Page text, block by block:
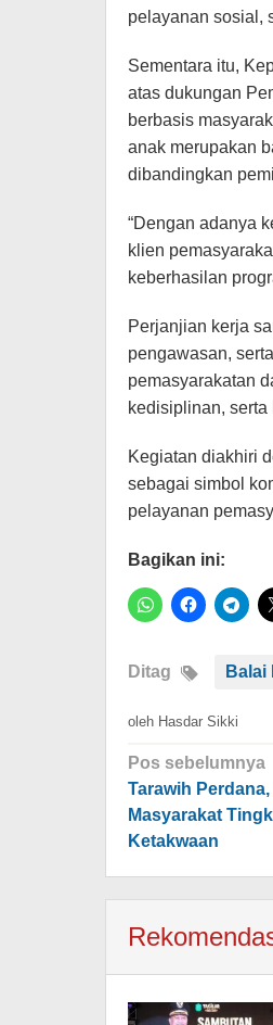
pelayanan sosial,
Sementara itu,
atas dukungan
berbasis
anak merupakan
dibandingkan
“Dengan adanya
klien
keberhasilan
Perjanjian kerja
pengawasan,
pemasyarakatan
kedisiplinan,
Kegiatan diakhiri
sebagai simbol
pelayanan
Bagikan ini:
Ditag Balai
oleh Hasdar Sikki
Navigasi
pos
Pos sebelumnya
Tarawih
Masyarakat
Ketakwaan